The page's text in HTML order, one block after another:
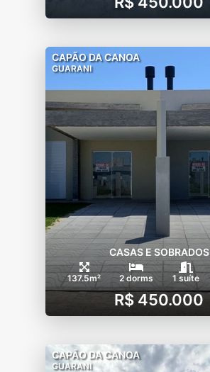
CAPÃO DA CANOA
GUARANI
CASAS E SOBRADOS
137.5m² 2 dorms 1 suíte
R$ 450.000
CAPÃO DA CANOA
GUARANI